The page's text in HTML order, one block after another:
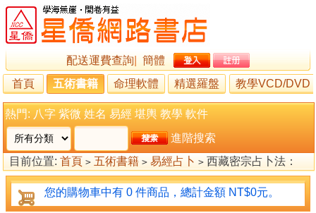
配送運費查詢
簡體
首頁
五術書籍 命理軟體 精選羅盤 教學VCD/DVD
熱門: 八字 紫微 姓名 易經 堪輿 教學 軟件
進階搜索
目前位置: 首頁 > 五術書籍 > 易經占卜 > 西藏密宗占卜法：
妙吉祥占卜法(修訂版)
您的購物車中有 0 件商品，總計金額 NT$0元。